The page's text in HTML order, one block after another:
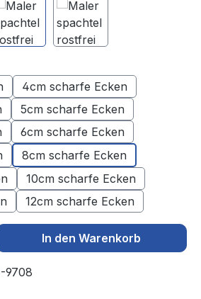
4cm scharfe Ecken
5cm scharfe Ecken
6cm scharfe Ecken
8cm scharfe Ecken
10cm scharfe Ecken
12cm scharfe Ecken
Gib den
In den Warenkorb
9708